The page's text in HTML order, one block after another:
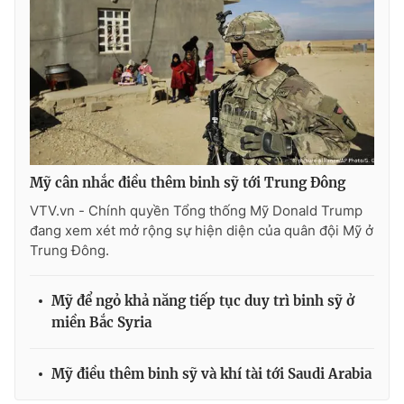
THỜI BÁO VTV
Theo dõi báo trên
Cơ quan chủ quản:Đài Truyền hình Việt Nam
Cơ quan báo chí:
cấp ngày 29/12/2023
Tổng Biên tập:Vũ Thanh Thủy
Nguyễn Trọng Ninh
Mỹ cân nhắc điều thêm binh sỹ tới Trung Ðông
VTV.vn - Chính quyền Tổng thống Mỹ Donald Trump
đang xem xét mở rộng sự hiện diện của quân đội Mỹ ở
Trung Đông.
Mỹ để ngỏ khả năng tiếp tục duy trì binh sỹ ở
miền Bắc Syria
Mỹ điều thêm binh sỹ và khí tài tới Saudi Arabia